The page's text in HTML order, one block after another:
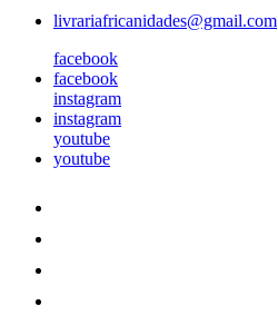
livrariafricanidades@gmail.com
facebook
facebook
instagram
instagram
youtube
youtube